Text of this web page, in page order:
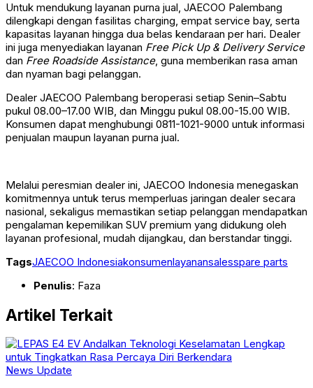
Untuk mendukung layanan purna jual, JAECOO Palembang
dilengkapi dengan fasilitas charging, empat service bay, serta
kapasitas layanan hingga dua belas kendaraan per hari. Dealer
ini juga menyediakan layanan Free Pick Up & Delivery Service
dan Free Roadside Assistance, guna memberikan rasa aman
dan nyaman bagi pelanggan.
Dealer JAECOO Palembang beroperasi setiap Senin–Sabtu
pukul 08.00–17.00 WIB, dan Minggu pukul 08.00-15.00 WIB.
Konsumen dapat menghubungi 0811-1021-9000 untuk informasi
penjualan maupun layanan purna jual.
Melalui peresmian dealer ini, JAECOO Indonesia menegaskan
komitmennya untuk terus memperluas jaringan dealer secara
nasional, sekaligus memastikan setiap pelanggan mendapatkan
pengalaman kepemilikan SUV premium yang didukung oleh
layanan profesional, mudah dijangkau, dan berstandar tinggi.
TagsJAECOO Indonesiakonsumenlayanansalesspare parts
Penulis: Faza
Artikel Terkait
News Update